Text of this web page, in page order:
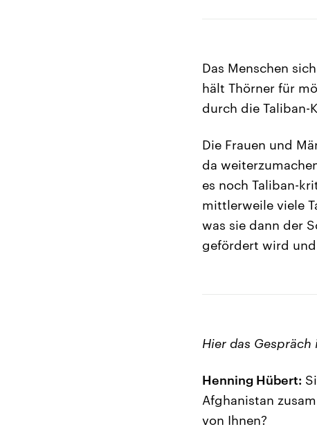
Das Menschen
hält Thörner für
durch die Taliban-
Die Frauen und
da
es noch Taliban-
mittlerweile viele
was sie dann der
gefördert wird und
Hier das Gespräch
Henning Hübert:
Afghanistan
von Ihnen?